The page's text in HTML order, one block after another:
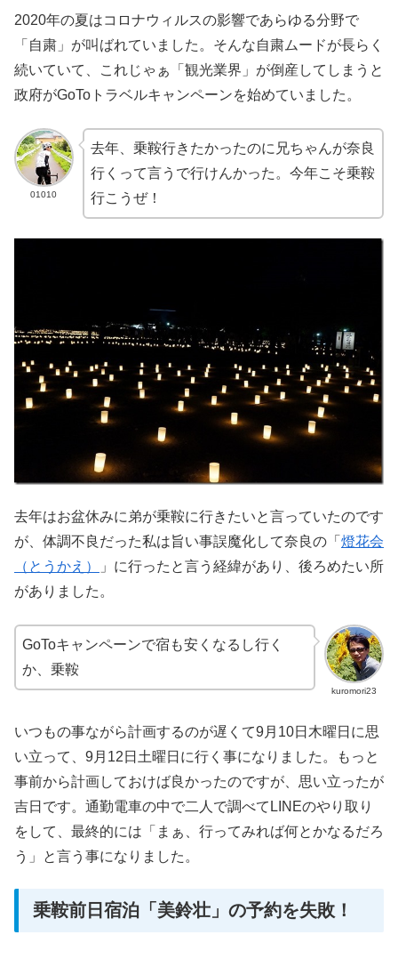
2020年の夏はコロナウィルスの影響であらゆる分野で
「自粛」が叫ばれていました。そんな自粛ムードが長らく
続いていて、これじゃぁ「観光業界」が倒産してしまうと
政府がGoToトラベルキャンペーンを始めていました。
01010
去年、乗鞍行きたかったのに兄ちゃんが奈良
行くって言うで行けんかった。今年こそ乗鞍
行こうぜ！
去年はお盆休みに弟が乗鞍に行きたいと言っていたのです
が、体調不良だった私は旨い事誤魔化して奈良の「 燈花会
（とうかえ）
」に行ったと言う経緯があり、後ろめたい所
がありました。
kuromori23
GoToキャンペーンで宿も安くなるし行く
か、乗鞍
いつもの事ながら計画するのが遅くて9月10日木曜日に思
い立って、9月12日土曜日に行く事になりました。もっと
事前から計画しておけば良かったのですが、思い立ったが
吉日です。通勤電車の中で二人で調べてLINEのやり取り
をして、最終的には「まぁ、行ってみれば何とかなるだろ
う」と言う事になりました。
乗鞍前日宿泊「美鈴壮」の予約を失敗！